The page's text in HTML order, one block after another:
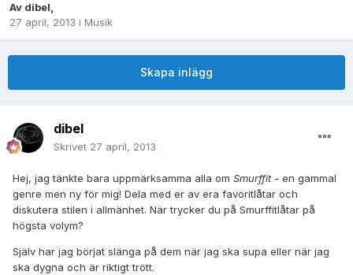
Av dibel,
27 april, 2013 i Musik
Skapa inlägg
dibel
Skrivet 27 april, 2013
Hej, jag tänkte bara uppmärksamma alla om Smurffit- en gammal
genre men ny för mig! Dela med er av era favoritlåtar och
diskutera stilen i allmänhet. När trycker du på Smurffitlåtar på
högsta volym?
Själv har jag börjat slänga på dem när jag ska supa eller när jag
ska dygna och är riktigt trött.